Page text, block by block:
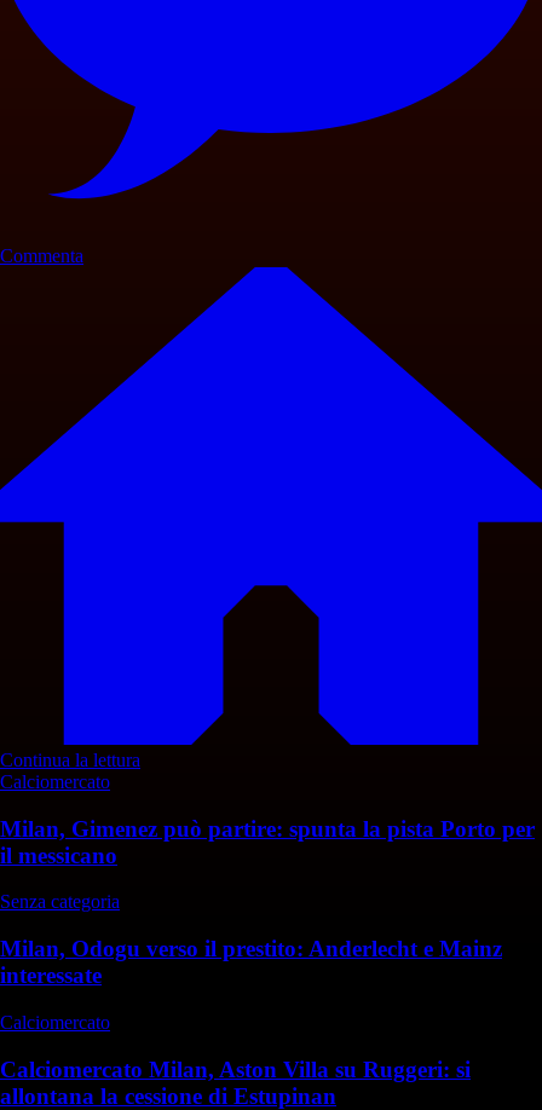
Commenta
Continua la lettura
Calciomercato
Milan, Gimenez può partire: spunta la pista Porto per
il messicano
Senza categoria
Milan, Odogu verso il prestito: Anderlecht e Mainz
interessate
Calciomercato
Calciomercato Milan, Aston Villa su Ruggeri: si
allontana la cessione di Estupinan